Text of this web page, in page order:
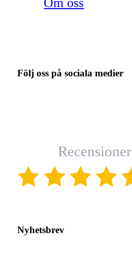
Följ oss på sociala medier
Recensioner
Nyhetsbrev